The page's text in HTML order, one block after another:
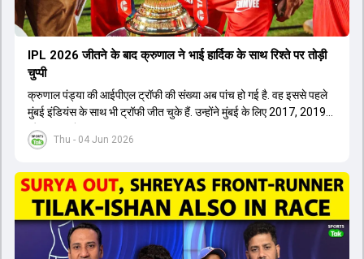
Thu - 04 Jun 2026
IPL 2026 जीतने के बाद क्रुणाल ने भाई हार्द‍िक के साथ र‍िश्ते पर तोड़ी
चुप्पी
क्रुणाल पंड्या की आईपीएल ट्रॉफी की संख्या अब पांच हो गई है. वह इससे पहले
मुंबई इंडियंस के साथ भी ट्रॉफी जीत चुके हैं. उन्होंने मुंबई के लिए 2017, 2019
और 2020 में ट्रॉफी जीती थी.